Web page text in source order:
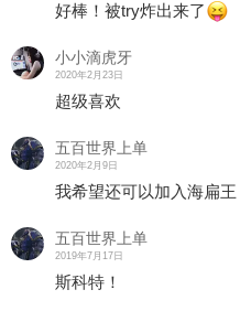
好棒！被try炸出来了
小小滴虎牙
2020年2月23日
超级喜欢
五百世界上单
2020年2月9日
我希望还可以加入海扁王
五百世界上单
2019年7月17日
斯科特！